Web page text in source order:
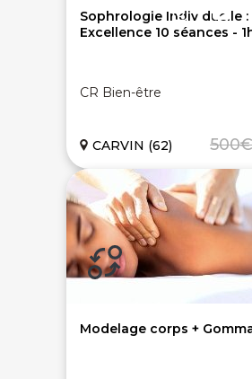
Sophrologie Individuelle :
Excellence 10 séances -
CR Bien-être
500€
CARVIN (62)
Modelage corps +
Livraison gratuite